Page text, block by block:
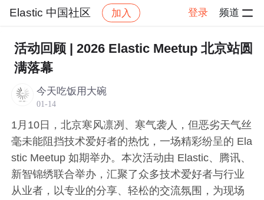
Elastic 中国社区 加入 登录 频道
社区 Elastic 中国社区 会议及 Meetups 帖子详
活动回顾 | 2026 Elastic Meetup 北京站圆
满落幕
今天吃饭用大碗
01-14
1月10日，北京寒风凛冽、寒气袭人，但恶劣天气丝
毫未能阻挡技术爱好者的热忱，一场精彩纷呈的 Ela
stic Meetup 如期举办。本次活动由 Elastic、腾讯、
新智锦绣联合举办，汇聚了众多技术爱好者与行业
从业者，以专业的分享、轻松的交流氛围，为现场